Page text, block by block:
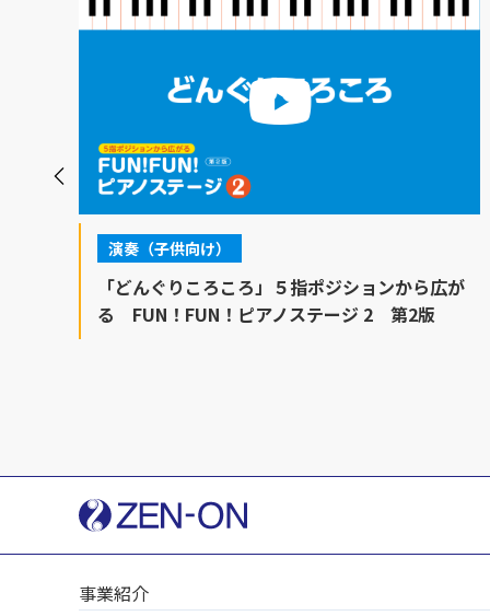
演奏（子供向け）
「どんぐりころころ」５指ポジションから広が
る FUN！FUN！ピアノステージ 2 第2版
事業紹介